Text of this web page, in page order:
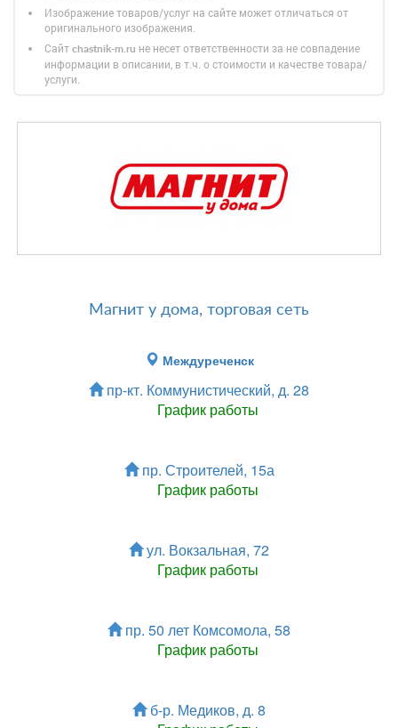
Изображение товаров/услуг на сайте может отличаться от
оригинального изображения.
Сайт chastnik-m.ru не несет ответственности за не совпадение
информации в описании, в т.ч. о стоимости и качестве товара/
услуги.
Магнит у дома, торговая сеть
Междуреченск
пр-кт. Коммунистический, д. 28
График работы
пр. Строителей, 15а
График работы
ул. Вокзальная, 72
График работы
пр. 50 лет Комсомола, 58
График работы
б-р. Медиков, д. 8